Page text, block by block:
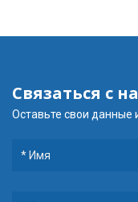
Связаться с
Оставьте свои